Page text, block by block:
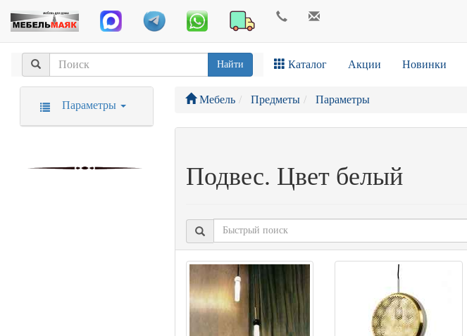
Найти Каталог Акции Новинки
Мебель Предметы Параметры
Подвес. Цвет белый
Параметры